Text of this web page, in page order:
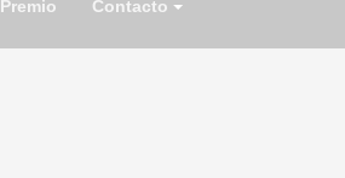
Premio Contacto